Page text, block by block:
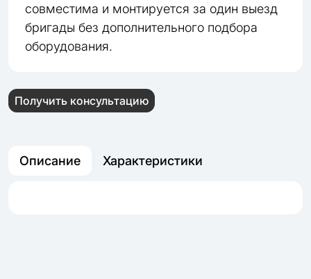
совместима и монтируется за один выезд
бригады без дополнительного подбора
оборудования.
Получить консультацию
Описание Характеристики